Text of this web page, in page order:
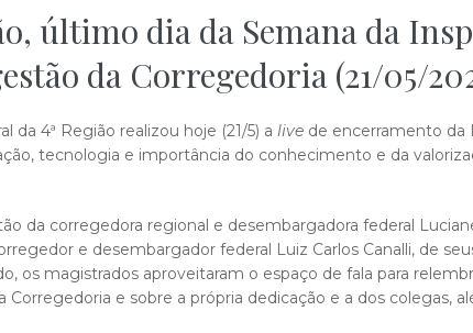
último dia da Semana da
da Corregedoria (21/05/
da 4ª Região realizou hoje (21/5) a live de encerramento da
tecnologia e importância do conhecimento e da
da corregedora regional e desembargadora federal
e desembargador federal Luiz Carlos Canalli, de
os magistrados aproveitaram o espaço de fala para
e sobre a própria dedicação e a dos colegas,